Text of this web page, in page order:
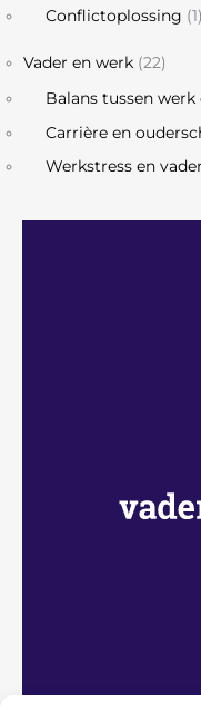
Conflictoplossing (1)
Vader en werk (22)
Balans tussen werk
Carrière en
Werkstress en